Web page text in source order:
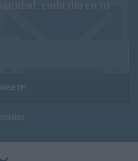
cada dia en tu